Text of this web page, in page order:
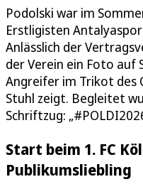
Podolski war im
Erstligisten
Anlässlich der
der Verein ein Foto auf
Angreifer im Trikot des
Stuhl zeigt. Begleitet
Schriftzug:
Start beim 1. FC
Publikumsliebling